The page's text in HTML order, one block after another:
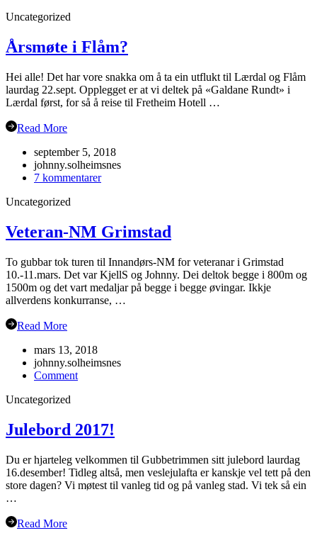
Uncategorized
Årsmøte i Flåm?
Hei alle! Det har vore snakka om å ta ein utflukt til Lærdal og Flåm
laurdag 22.sept. Opplegget er at vi deltek på «Galdane Rundt» i
Lærdal først, for så å reise til Fretheim Hotell …
Read More
september 5, 2018
johnny.solheimsnes
7 kommentarertil
Uncategorized
Veteran-NM Grimstad
To gubbar tok turen til Innandørs-NM for veteranar i Grimstad
10.-11.mars. Det var KjellS og Johnny. Dei deltok begge i 800m og
1500m og det vart medaljar på begge i begge øvingar. Ikkje
allverdens konkurranse, …
Read More
mars 13, 2018
johnny.solheimsnes
Commenton
Uncategorized
Julebord 2017!
Du er hjarteleg velkommen til Gubbetrimmen sitt julebord laurdag
16.desember! Tidleg altså, men veslejulafta er kanskje vel tett på den
store dagen? Vi møtest til vanleg tid og på vanleg stad. Vi tek så ein
…
Read More